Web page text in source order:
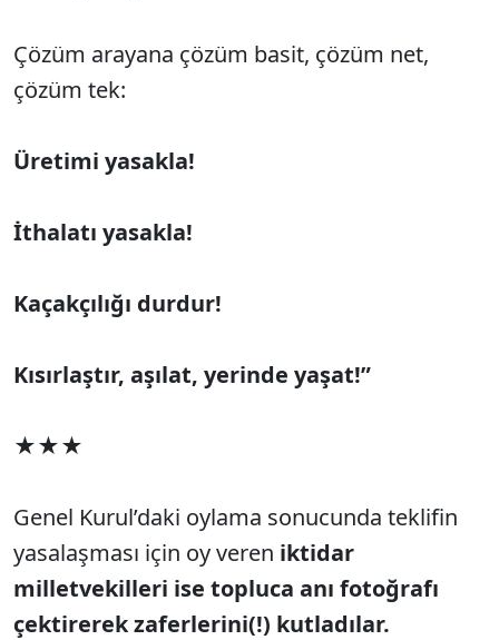
Çözüm arayana çözüm basit, çözüm net,
çözüm tek:
Üretimi yasakla!
İthalatı yasakla!
Kaçakçılığı durdur!
Kısırlaştır, aşılat, yerinde yaşat!”
★★★
Genel Kurul’daki oylama sonucunda teklifin
yasalaşması için oy veren iktidar
milletvekilleri ise topluca anı fotoğrafı
çektirerek zaferlerini(!) kutladılar.